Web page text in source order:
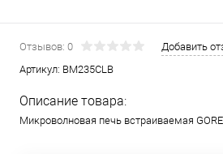
Отзывов: 0
Добавить
Артикул: BM235CLB
Описание товара:
Микроволновая печь встраиваемая